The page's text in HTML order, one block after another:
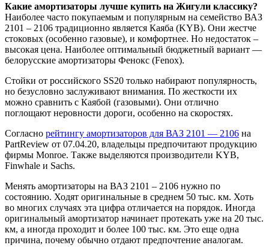
Какие амортизаторы лучше купить на Жигули классику?
Наиболее часто покупаемым и популярным на семейство ВАЗ
2101 – 2106 традиционно является Каяба (KYB). Они жестче
стоковых (особенно газовые), и комфортнее. Но недостаток –
высокая цена. Наиболее оптимальный бюджетный вариант —
белорусские амортизаторы Фенокс (Fenox).
Стойки от российского SS20 только набирают популярность,
но безусловно заслуживают внимания. По жесткости их
можно сравнить с Каябой (газовыми). Они отлично
поглощают неровности дороги, особенно на скоростях.
Согласно рейтингу амортизаторов для ВАЗ 2101 — 2106 на
PartReview от 07.04.20, владельцы предпочитают продукцию
фирмы Monroe. Также выделяются производители KYB,
Finwhale и Sachs.
Менять амортизаторы на ВАЗ 2101 – 2106 нужно по
состоянию. Ходят оригинальные в среднем 50 тыс. км. Хоть
во многих случаях эта цифра отличается на порядок. Иногда
оригинальный амортизатор начинает протекать уже на 20 тыс.
км, а иногда проходит и более 100 тыс. км. Это еще одна
причина, почему обычно отдают предпочтение аналогам.